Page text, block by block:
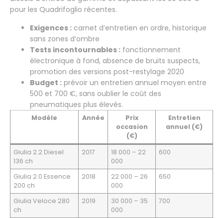
pour les Quadrifoglio récentes.
Exigences : carnet d’entretien en ordre, historique
sans zones d’ombre
Tests incontournables : fonctionnement
électronique à fond, absence de bruits suspects,
promotion des versions post-restylage 2020
Budget : prévoir un entretien annuel moyen entre
500 et 700 €, sans oublier le coût des
pneumatiques plus élevés.
Modèle Année
Prix
occasion
(€)
Entretien
annuel (€)
Giulia 2.2 Diesel
136 ch
2017
18 000 – 22
000
600
Giulia 2.0 Essence
200 ch
2018
22 000 – 26
000
650
Giulia Veloce 280
ch
2019
30 000 – 35
000
700